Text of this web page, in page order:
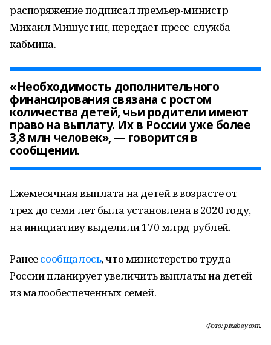
распоряжение подписал премьер-министр
Михаил Мишустин, передает пресс-служба
кабмина.
«Необходимость дополнительного
финансирования связана с ростом
количества детей, чьи родители имеют
право на выплату. Их в России уже более
3,8 млн человек», — говорится в
сообщении.
Ежемесячная выплата на детей в возрасте от
трех до семи лет была установлена в 2020 году,
на инициативу выделили 170 млрд рублей.
Ранеесообщалось, что министерство труда
России планирует увеличить выплаты на детей
из малообеспеченных семей.
Фото: pixabay.com.